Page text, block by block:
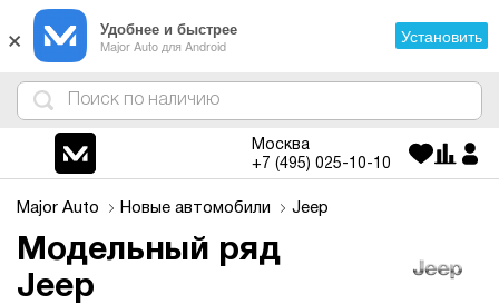
4
1
3
2
Москва
+7 (495) 025-10-10
Major Auto Новые автомобили Jeep
Модельный ряд
Jeep
× Удобнее и быстрее
Major Auto для Android Установить